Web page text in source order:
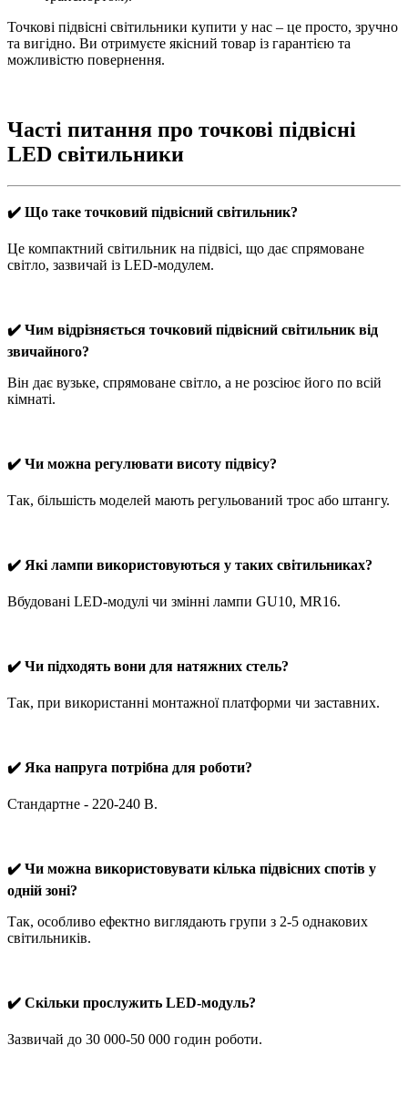
Точкові підвісні світильники купити у нас – це просто, зручно
та вигідно. Ви отримуєте якісний товар із гарантією та
можливістю повернення.
Часті питання про точкові підвісні
LED світильники
✔️ Що таке точковий підвісний світильник?
Це компактний світильник на підвісі, що дає спрямоване
світло, зазвичай із LED-модулем.
✔️ Чим відрізняється точковий підвісний світильник від
звичайного?
Він дає вузьке, спрямоване світло, а не розсіює його по всій
кімнаті.
✔️ Чи можна регулювати висоту підвісу?
Так, більшість моделей мають регульований трос або штангу.
✔️ Які лампи використовуються у таких світильниках?
Вбудовані LED-модулі чи змінні лампи GU10, MR16.
✔️ Чи підходять вони для натяжних стель?
Так, при використанні монтажної платформи чи заставних.
✔️ Яка напруга потрібна для роботи?
Стандартне - 220-240 В.
✔️ Чи можна використовувати кілька підвісних спотів у
одній зоні?
Так, особливо ефектно виглядають групи з 2-5 однакових
світильників.
✔️ Скільки прослужить LED-модуль?
Зазвичай до 30 000-50 000 годин роботи.